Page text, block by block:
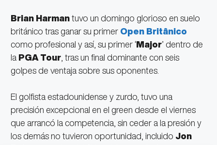
Brian Harman tuvo un domingo glorioso en suelo
británico tras ganar su primer Open Britânico
como profesional y así, su primer ‘Major’ dentro de
la PGA Tour , tras un final dominante con seis
golpes de ventaja sobre sus oponentes.
El golfista estadounidense y zurdo, tuvo una
precisión excepcional en el green desde el viernes
que arrancó la competencia, sin ceder a la presión y
los demás no tuvieron oportunidad, incluido Jon